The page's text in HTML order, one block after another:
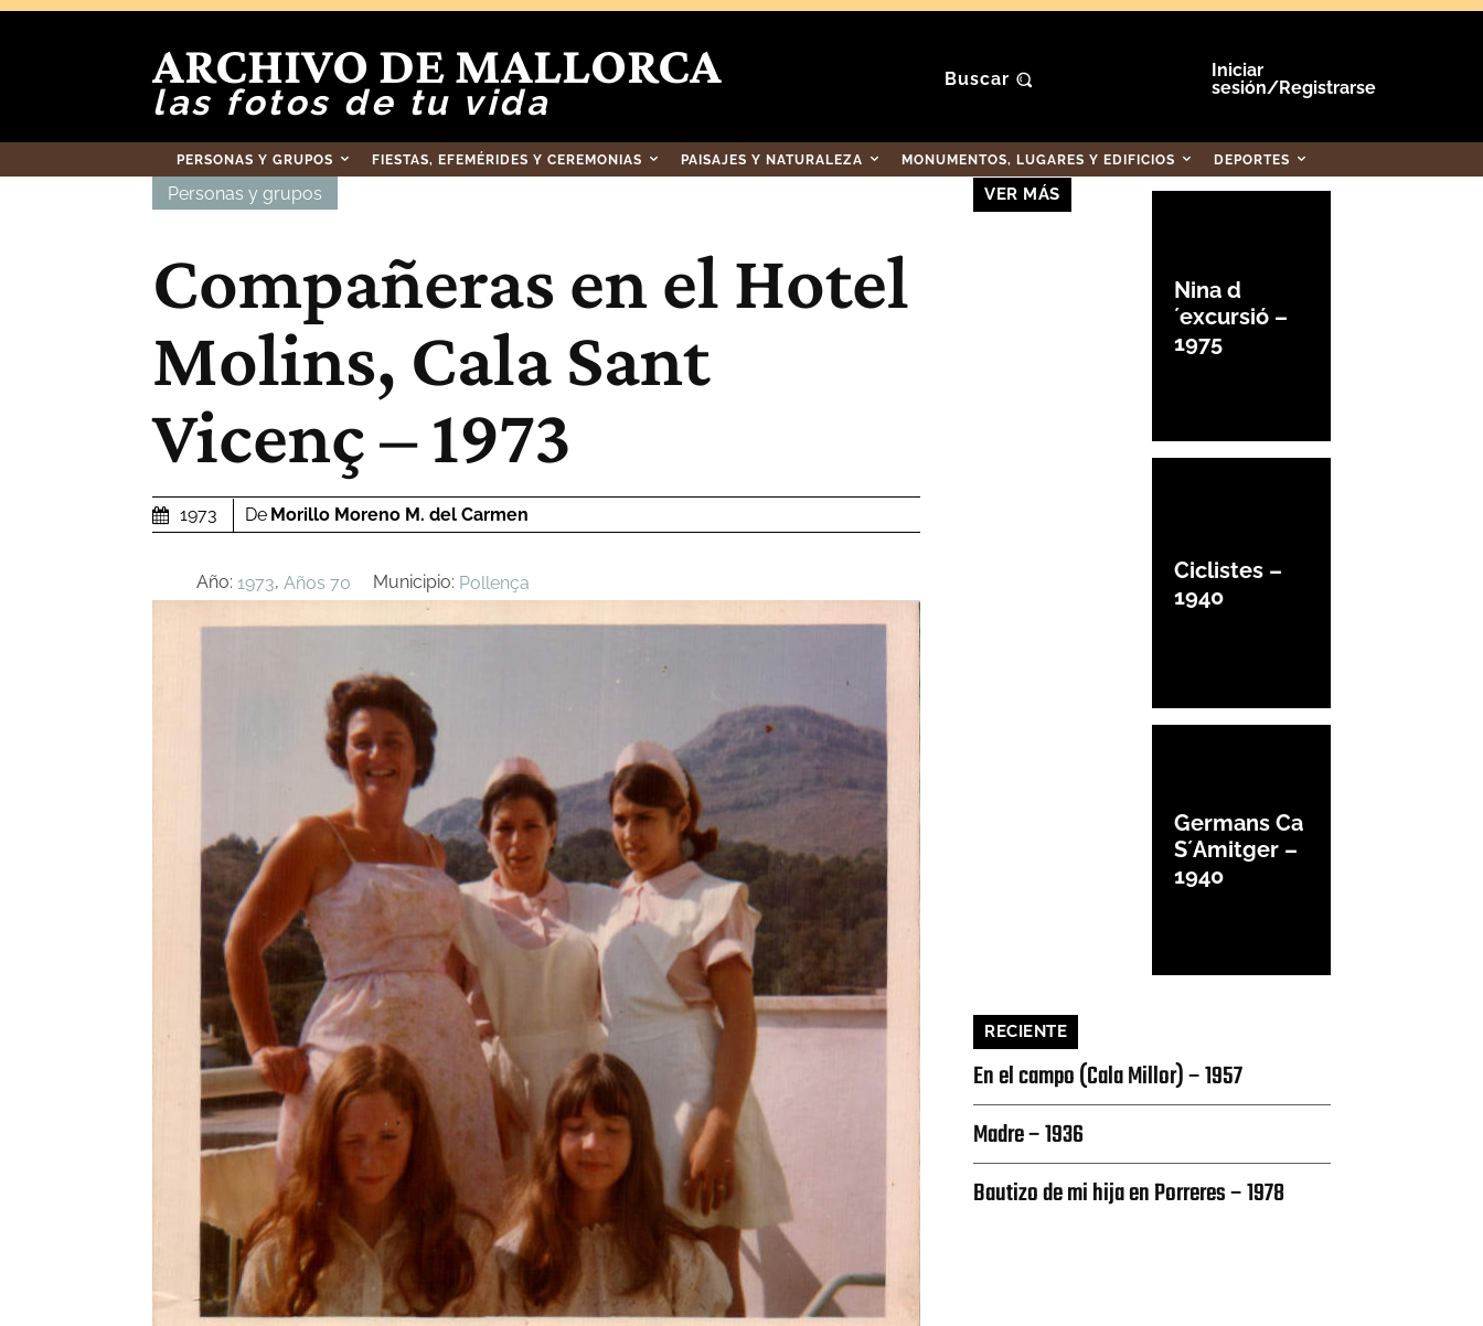
ARCHIVO DE MALLORCA
las fotos de tu vida
Buscar
Iniciar
sesión/Registrarse
PERSONAS Y GRUPOS FIESTAS, EFEMÉRIDES Y CEREMONIAS PAISAJES Y NATURALEZA MONUMENTOS, LUGARES Y EDIFICIOS DEPORTES
Personas y grupos
Compañeras en el Hotel
Molins, Cala Sant
Vicenç – 1973
1973 De Morillo Moreno M. del Carmen
Año: 1973, Años 70 Municipio: Pollença
VER MÁS
Nina d
´excursió –
1975
Ciclistes –
1940
Germans Ca
S´Amitger –
1940
RECIENTE
En el campo (Cala Millor) – 1957
Madre – 1936
Bautizo de mi hija en Porreres – 1978